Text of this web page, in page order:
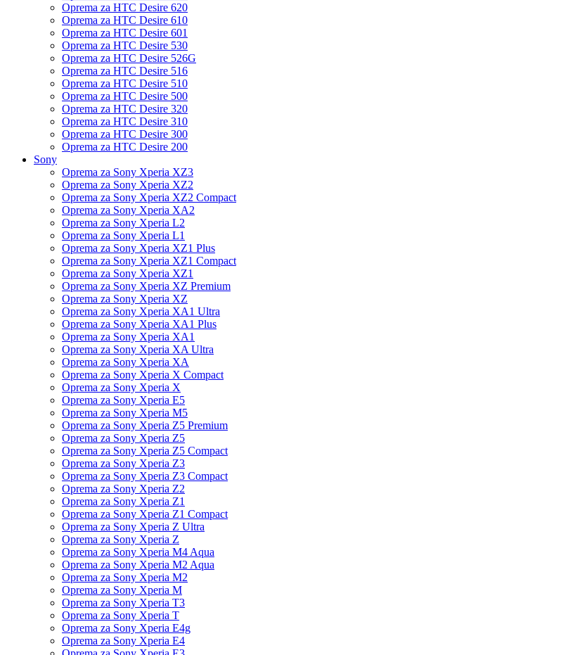
Oprema za HTC Desire 620
Oprema za HTC Desire 610
Oprema za HTC Desire 601
Oprema za HTC Desire 530
Oprema za HTC Desire 526G
Oprema za HTC Desire 516
Oprema za HTC Desire 510
Oprema za HTC Desire 500
Oprema za HTC Desire 320
Oprema za HTC Desire 310
Oprema za HTC Desire 300
Oprema za HTC Desire 200
Sony
Oprema za Sony Xperia XZ3
Oprema za Sony Xperia XZ2
Oprema za Sony Xperia XZ2 Compact
Oprema za Sony Xperia XA2
Oprema za Sony Xperia L2
Oprema za Sony Xperia L1
Oprema za Sony Xperia XZ1 Plus
Oprema za Sony Xperia XZ1 Compact
Oprema za Sony Xperia XZ1
Oprema za Sony Xperia XZ Premium
Oprema za Sony Xperia XZ
Oprema za Sony Xperia XA1 Ultra
Oprema za Sony Xperia XA1 Plus
Oprema za Sony Xperia XA1
Oprema za Sony Xperia XA Ultra
Oprema za Sony Xperia XA
Oprema za Sony Xperia X Compact
Oprema za Sony Xperia X
Oprema za Sony Xperia E5
Oprema za Sony Xperia M5
Oprema za Sony Xperia Z5 Premium
Oprema za Sony Xperia Z5
Oprema za Sony Xperia Z5 Compact
Oprema za Sony Xperia Z3
Oprema za Sony Xperia Z3 Compact
Oprema za Sony Xperia Z2
Oprema za Sony Xperia Z1
Oprema za Sony Xperia Z1 Compact
Oprema za Sony Xperia Z Ultra
Oprema za Sony Xperia Z
Oprema za Sony Xperia M4 Aqua
Oprema za Sony Xperia M2 Aqua
Oprema za Sony Xperia M2
Oprema za Sony Xperia M
Oprema za Sony Xperia T3
Oprema za Sony Xperia T
Oprema za Sony Xperia E4g
Oprema za Sony Xperia E4